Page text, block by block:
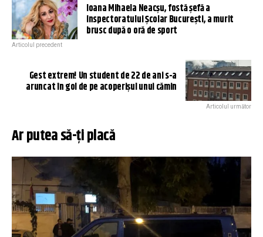
Ioana Mihaela Neacșu, fostă șefă a
Inspectoratului Școlar București, a murit
brusc după o oră de sport
Articolul precedent
Gest extrem! Un student de 22 de ani s-a
aruncat în gol de pe acoperişul unui cămin
Articolul următor
Ar putea să-ți placă